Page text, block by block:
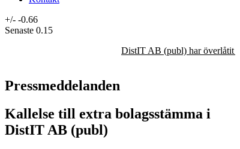
+/- -0.66
Senaste 0.15
DistIT AB (publ) har överlåtit
Pressmeddelanden
Kallelse till extra bolagsstämma i
DistIT AB (publ)